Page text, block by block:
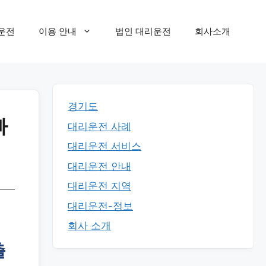
전 이용 안내 법인 대리운전 회사소개
경기도
대리운전 사례
대리운전 서비스
대리운전 안내
대리운전 지역
대리운전-정보
회사 소개